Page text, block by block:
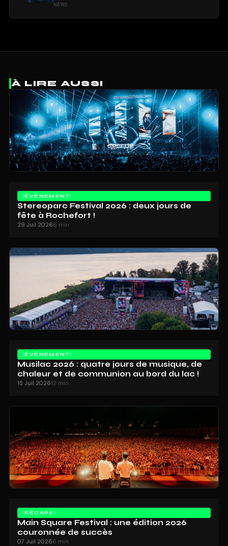
NEWS
À LIRE AUSSI
ÉVÈNEMENT
Stereoparc Festival 2026 : deux jours de
fête à Rochefort !
29 Juil 20266 min
ÉVÈNEMENT
Musilac 2026 : quatre jours de musique, de
chaleur et de communion au bord du lac !
15 Juil 202612 min
RÉCAPS
Main Square Festival : une édition 2026
couronnée de succès
07 Juil 20266 min